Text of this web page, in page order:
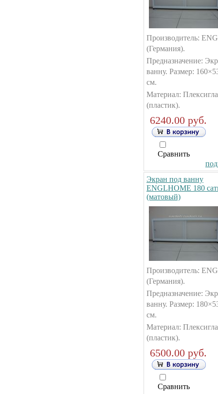
Производитель:
(Германия).
Предназначение:
ванну. Размер:
см.
Материал:
(пластик).
6240.00 руб.
Сравнить
Экран под ванну
ENGLHOME 180
(матовый)
Производитель:
(Германия).
Предназначение:
ванну. Размер:
см.
Материал:
(пластик).
6500.00 руб.
Сравнить